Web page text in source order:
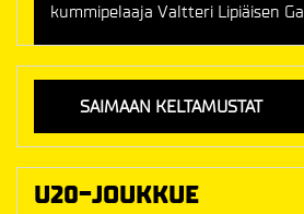
kummipelaaja Valtteri Lipiäisen
SAIMAAN KELTAMUSTAT
U20-JOUKKUE